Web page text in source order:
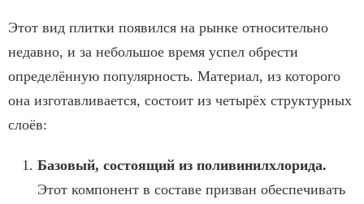
Этот вид плитки появился на рынке относительно
недавно, и за небольшое время успел обрести
определённую популярность. Материал, из которого
она изготавливается, состоит из четырёх структурных
слоёв:
Базовый, состоящий из поливинилхлорида.
Этот компонент в составе призван обеспечивать